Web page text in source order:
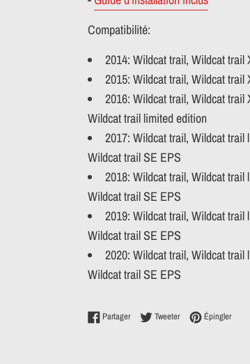
Compatibilité:
2014: Wildcat trail, Wildcat trail
2015: Wildcat trail, Wildcat trail
2016: Wildcat trail, Wildcat trail
Wildcat trail limited edition
2017: Wildcat trail, Wildcat
Wildcat trail SE EPS
2018: Wildcat trail, Wildcat
Wildcat trail SE EPS
2019: Wildcat trail, Wildcat
Wildcat trail SE EPS
2020: Wildcat trail, Wildcat
Wildcat trail SE EPS
PartagerPartager sur Facebook
TweeterTweeter sur Twitter
Épingler